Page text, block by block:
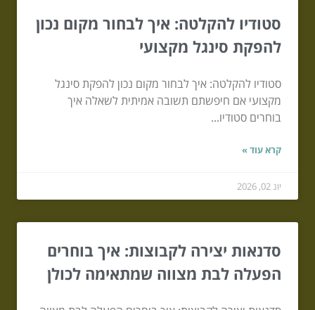
סטודיו להקלטה: איך לבחור מקום נכון
להפקת סינגל מקצועי
סטודיו להקלטה: איך לבחור מקום נכון להפקת סינגל
מקצועי אם חיפשתם תשובה אמיתית לשאלה איך
בוחרים סטודיו...
קרא עוד »
יונ 02, 2026
סדנאות יצירה לקבוצות: איך בוחרים
הפעלה לבת מצווה שמתאימה לכולן